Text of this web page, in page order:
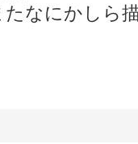
なにかしら